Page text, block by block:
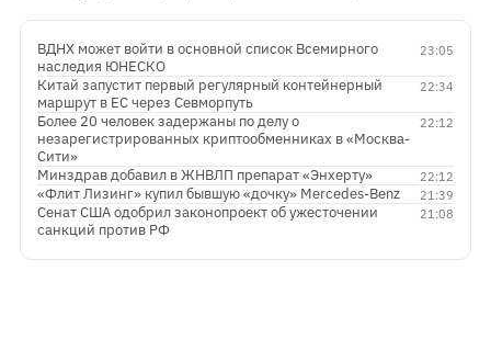
23:05
ВДНХ может войти в основной список Всемирного
наследия ЮНЕСКО
22:34
Китай запустит первый регулярный контейнерный
маршрут в ЕС через Севморпуть
22:12
Более 20 человек задержаны по делу о
незарегистрированных криптообменниках в «Москва-
Сити»
22:12
Минздрав добавил в ЖНВЛП препарат «Энхерту»
21:39
«Флит Лизинг» купил бывшую «дочку» Mercedes-Benz
21:08
Сенат США одобрил законопроект об ужесточении
санкций против РФ